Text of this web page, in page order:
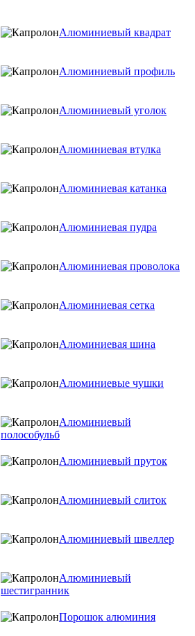
Алюминиевый квадрат
Алюминиевый профиль
Алюминиевый уголок
Алюминиевая втулка
Алюминиевая катанка
Алюминиевая пудра
Алюминиевая проволока
Алюминиевая сетка
Алюминиевая шина
Алюминиевые чушки
Алюминиевый
полособульб
Алюминиевый пруток
Алюминиевый слиток
Алюминиевый швеллер
Алюминиевый
шестигранник
Порошок алюминия